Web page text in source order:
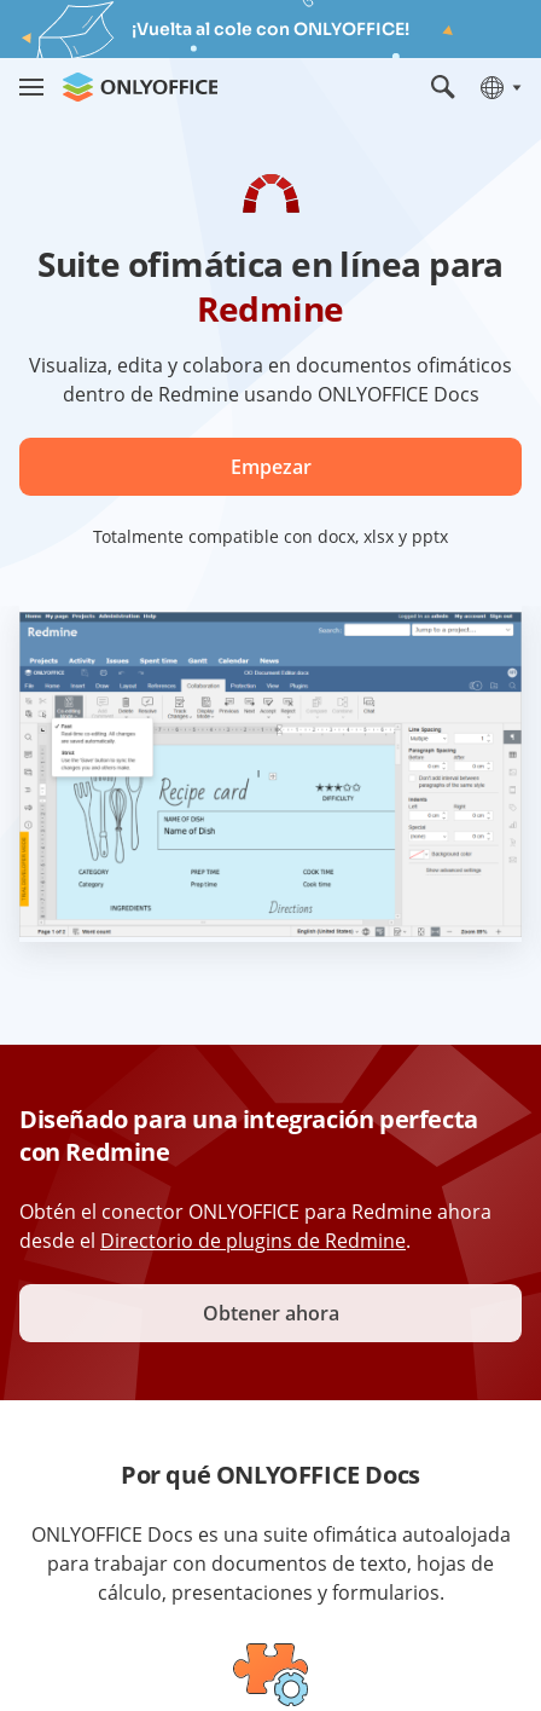
¡Vuelta al cole con ONLYOFFICE!
Suite ofimática en línea para
Redmine
Visualiza, edita y colabora en documentos ofimáticos
dentro de Redmine usando ONLYOFFICE Docs
Empezar
Totalmente compatible con docx, xlsx y pptx
Diseñado para una integración perfecta
con Redmine
Obtén el conector ONLYOFFICE para Redmine ahora
desde el Directorio de plugins de Redmine.
Obtener ahora
Por qué ONLYOFFICE Docs
ONLYOFFICE Docs es una suite ofimática autoalojada
para trabajar con documentos de texto, hojas de
cálculo, presentaciones y formularios.